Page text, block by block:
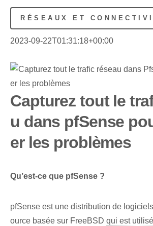
RÉSEAUX ET
2023-09-22T01:31:18+00:00
Capturez tout le
u dans pfSense
er les problèmes
Qu’est-ce que pfSense ?
pfSense est une distribution de
ource basée sur FreeBSD qui est utilisé